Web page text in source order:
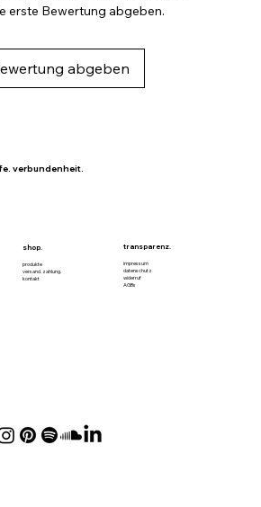
erste Bewertung abgeben.
abgeben
verbundenheit.
shop.
produkte
versand. zahlung.
kontakt
transparenz.
impressum
datenschutz
widerruf
AGBs